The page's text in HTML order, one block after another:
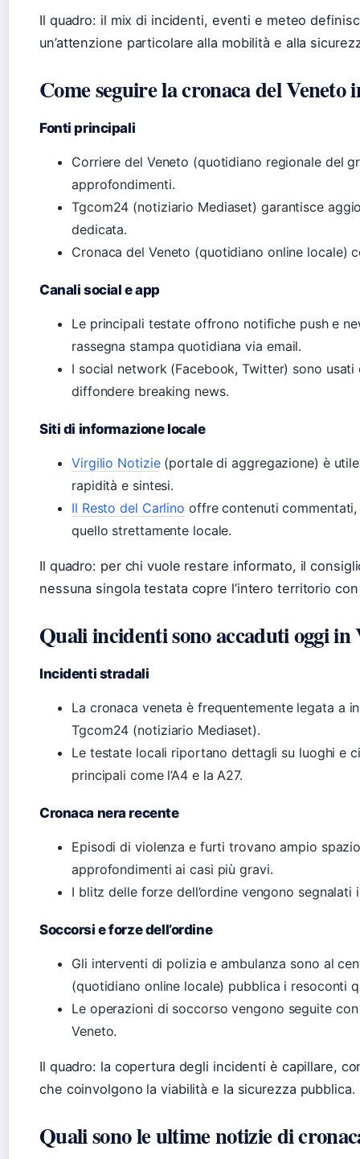
Il quadro: il mix di incidenti, eventi e meteo
un’attenzione particolare alla mobilità e alla
Come seguire la cronaca del Veneto
Fonti principali
Corriere del Veneto (quotidiano regionale del
approfondimenti.
Tgcom24 (notiziario Mediaset) garantisce
dedicata.
Cronaca del Veneto (quotidiano online locale)
Canali social e app
Le principali testate offrono notifiche push e
rassegna stampa quotidiana via email.
I social network (Facebook, Twitter) sono
diffondere breaking news.
Siti di informazione locale
Virgilio Notizie(portale di aggregazione) è
rapidità e sintesi.
Il Resto del Carlino offre contenuti
quello strettamente locale.
Il quadro: per chi vuole restare informato, il
nessuna singola testata copre l’intero territorio
Quali incidenti sono accaduti oggi in
Incidenti stradali
La cronaca veneta è frequentemente legata a
Tgcom24 (notiziario Mediaset).
Le testate locali riportano dettagli su luoghi e
principali come l’A4 e la A27.
Cronaca nera recente
Episodi di violenza e furti trovano ampio
approfondimenti ai casi più gravi.
I blitz delle forze dell’ordine vengono segnalati
Soccorsi e forze dell’ordine
Gli interventi di polizia e ambulanza sono al
(quotidiano online locale) pubblica i resoconti
Le operazioni di soccorso vengono seguite
Veneto.
Il quadro: la copertura degli incidenti è capillare,
che coinvolgono la viabilità e la sicurezza pubblica.
Quali sono le ultime notizie di